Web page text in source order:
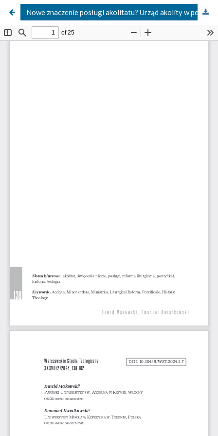
Nowe znaczenie posługi akolitatu? Urząd akolity w perspektywie rozwoju obrzędów święceń i ustanowień